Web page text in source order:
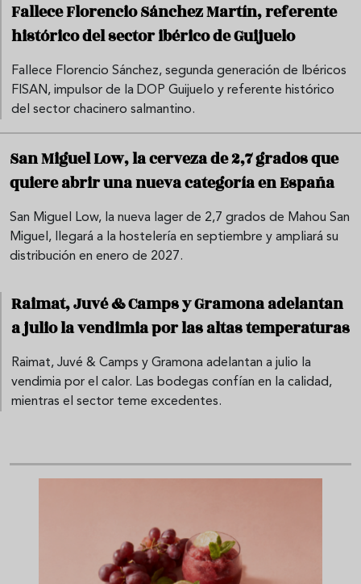
Fallece Florencio Sánchez Martín, referente
histórico del sector ibérico de Guijuelo
Fallece Florencio Sánchez, segunda generación de Ibéricos
FISAN, impulsor de la DOP Guijuelo y referente histórico
del sector chacinero salmantino.
San Miguel Low, la cerveza de 2,7 grados que
quiere abrir una nueva categoría en España
San Miguel Low, la nueva lager de 2,7 grados de Mahou San
Miguel, llegará a la hostelería en septiembre y ampliará su
distribución en enero de 2027.
Raimat, Juvé & Camps y Gramona adelantan
a julio la vendimia por las altas temperaturas
Raimat, Juvé & Camps y Gramona adelantan a julio la
vendimia por el calor. Las bodegas confían en la calidad,
mientras el sector teme excedentes.